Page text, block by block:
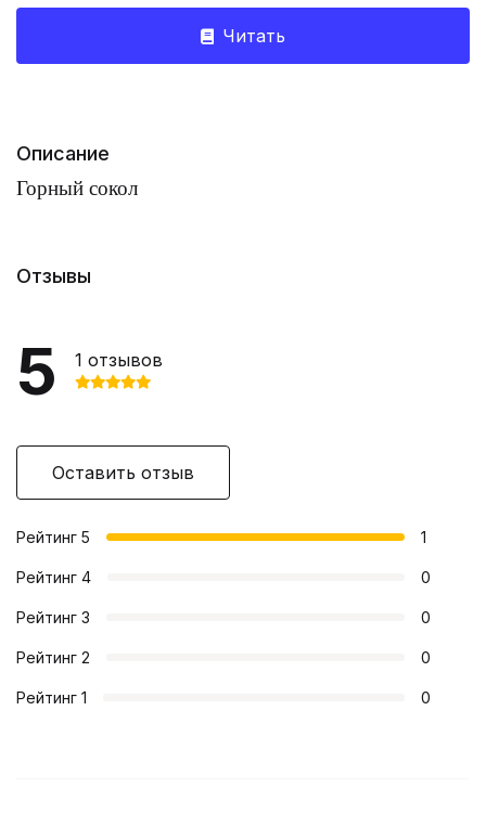
Читать
Описание
Горный сокол
Отзывы
5 1 отзывов
Оставить отзыв
Рейтинг 5 1
Рейтинг 4 0
Рейтинг 3 0
Рейтинг 2 0
Рейтинг 1 0